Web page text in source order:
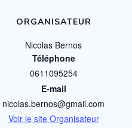
ORGANISATEUR
Nicolas Bernos
Téléphone
0611095254
E-mail
nicolas.bernos@gmail.com
Voir le site Organisateur